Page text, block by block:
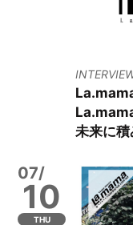
未来に
07/
10
THU